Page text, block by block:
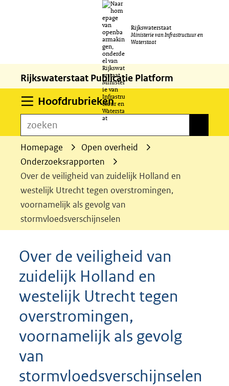
naar
de
inhoud
Rijkswaterstaat
Ministerie van Infrastructuur en
Waterstaat
Rijkswaterstaat Publicatie Platform
HoofdrubriekenUitklappen
zoeken
Homepage
Open overheid
Onderzoeksrapporten
Over de veiligheid van zuidelijk Holland en
westelijk Utrecht tegen overstromingen,
voornamelijk als gevolg van
stormvloedsverschijnselen
Over de veiligheid van
zuidelijk Holland en
westelijk Utrecht tegen
overstromingen,
voornamelijk als gevolg
van
stormvloedsverschijnselen